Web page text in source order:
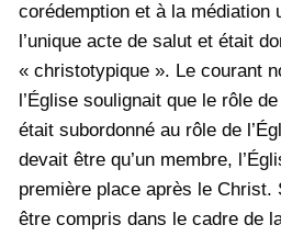
corédemption et à la médiation
l’unique acte de salut et était
« christotypique ». Le courant
l’Église soulignait que le rôle
était subordonné au rôle de
devait être qu’un membre,
première place après le Christ.
être compris dans le cadre de